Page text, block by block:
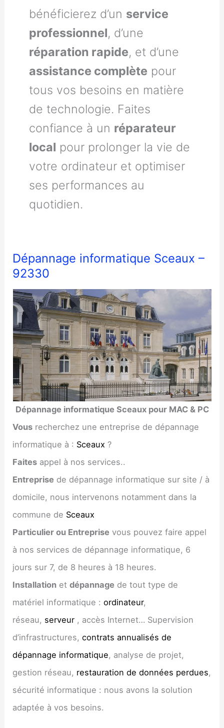
bénéficierez d’un service
professionnel, d’une
réparation rapide, et d’une
assistance complète pour
tous vos besoins en matière
de technologie. Faites
confiance à un réparateur
local pour prolonger la vie de
votre ordinateur et optimiser
ses performances au
quotidien.
Dépannage informatique Sceaux –
92330
Dépannage informatique Sceaux pour MAC & PC
Vous recherchez une entreprise de dépannage
informatique à : Sceaux ?
Faites appel à nos services..
Entreprise de dépannage informatique sur site / à
domicile, nous intervenons notamment dans la
commune de Sceaux
Particulier ou Entreprise vous pouvez faire appel
à nos services de dépannage informatique, 6
jours sur 7, de 8 heures à 18 heures.
Installation etdépannage de tout type de
matériel informatique :ordinateur,
réseau, serveur , accès Internet… Supervision
d’infrastructures, contrats annualisés de
dépannage informatique, analyse de projet,
gestion réseau, restauration de données perdues,
sécurité informatique : nous avons la solution
adaptée à vos besoins.